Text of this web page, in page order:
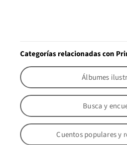
Categorías relacionadas con
Álbumes
Busca y
Cuentos populares y